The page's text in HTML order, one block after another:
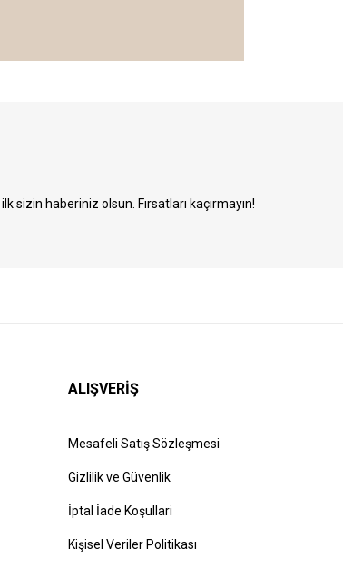
sizin haberiniz olsun. Fırsatları kaçırmayın!
ALIŞVERİŞ
Mesafeli Satış Sözleşmesi
Gizlilik ve Güvenlik
İptal İade Koşullari
Kişisel Veriler Politikası